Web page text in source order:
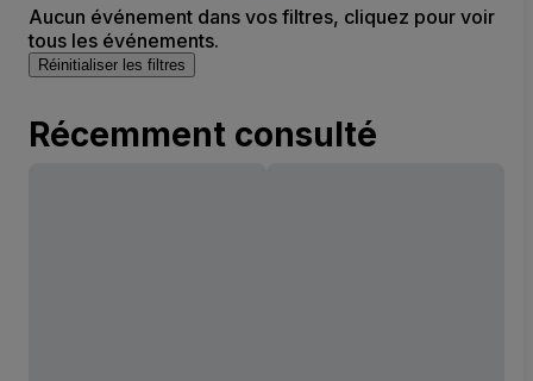
Aucun événement dans vos filtres, cliquez pour voir
tous les événements.
Réinitialiser les filtres
Récemment consulté